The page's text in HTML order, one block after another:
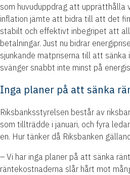
som huvuduppdrag att upprätthålla
inflation jämte att bidra till att det
stabilt och effektivt inbegripet att
betalningar. Just nu bidrar
sjunkande matpriserna till att sänka
svänger snabbt inte minst på
Inga planer på att sänka
Riksbanksstyrelsen består av
som tillträdde i januari, och fyra
en. Hur tänker då Riksbanken
– Vi har inga planer på att sänka
räntekostnaderna slår hårt mot